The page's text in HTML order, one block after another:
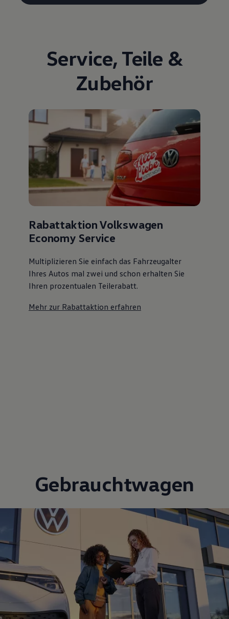
Service, Teile &
Zubehör
Rabattaktion Volkswagen
Economy Service
Multiplizieren Sie einfach das Fahrzeugalter
Ihres Autos mal zwei und schon erhalten Sie
Ihren prozentualen Teilerabatt.
Mehr zur Rabattaktion erfahren
Gebrauchtwagen